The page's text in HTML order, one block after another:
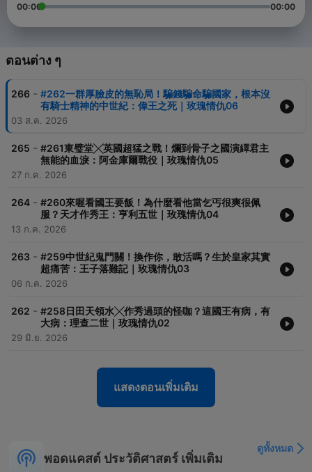
00:00 00:00
ตอนต่าง ๆ
266 - #262一群厚臉皮的無恥局！騙錢騙命騙國家，根本沒
有騎士精神的中世紀：偉王之死｜玫瑰情仇06
03 ส.ค. 2026
265 - #261東璧堂╳英國超猛之戰！爛到骨子之國演繹君主
無能的血淚：阿金庫爾戰役｜玫瑰情仇05
27 ก.ค. 2026
264 - #260來喔看國王要飯！為什麼看他當乞丐很爽很佩
服？天才作秀王：亨利五世｜玫瑰情仇04
13 ก.ค. 2026
263 - #259中世紀鬼門關！換作你，敢活嗎？生於皇家其實
超痛苦：王子落難記｜玫瑰情仇03
06 ก.ค. 2026
262 - #258日田天領水╳作秀過頭的怪咖？這國王有病，有
大病：理查二世｜玫瑰情仇02
29 มิ.ย. 2026
แสดงตอนเพิ่มเติม
พอดแคสต์ ประวัติศาสตร์ เพิ่มเติม
ดูทั้งหมด